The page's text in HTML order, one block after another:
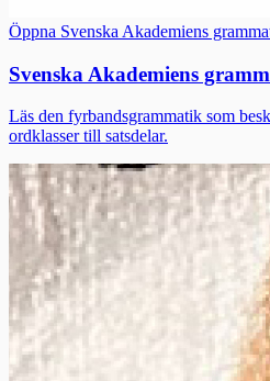
Öppna Svenska Akademiens
Svenska Akademiens
Läs den fyrbandsgrammatik som
ordklasser till satsdelar.